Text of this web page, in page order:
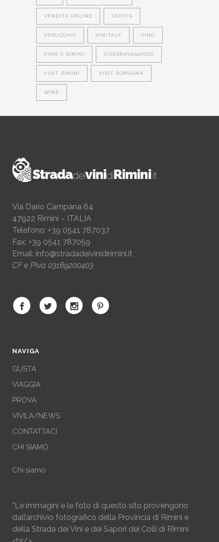
VENDITA ONLINE VENTIS
VERUCCHIO VINITALY VINO
VINO A RIMINI VISERBAVAGANDO
VISIT RIMINI VISIT ROMAGNA
WINE
Via Dario Campana 64
47922 Rimini – ITALIA
Telefono: +39 0541 787037
Fax: +39 0541 787059
Email: info@stradadeivinidirimini.it
CF e PIva 03169200403
NAVIGA
GUSTA
VIAGGIA
PROVA
VIVILA/NEWS
CONTATTACI
CHI SIAMO
Chi siamo
*Le immagini e le foto di questo sito provengono
dall’archivio fotografico della Provincia di Rimini e
della Strada dei Vini e dei Sapori dei Colli di Rimini